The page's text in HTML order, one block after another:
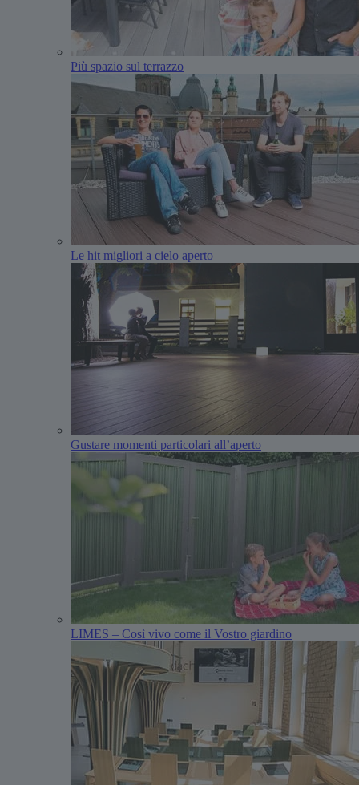
Più spazio sul terrazzo
Le hit migliori a cielo aperto
Gustare momenti particolari all’aperto
LIMES – Così vivo come il Vostro giardino